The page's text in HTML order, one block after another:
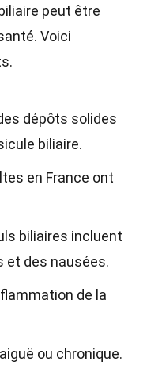
peut être
Voici
dépôts solides
biliaire.
en France ont
biliaires incluent
et des nausées.
de la
ou chronique.